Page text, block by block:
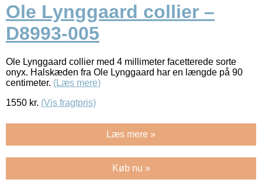
Ole Lynggaard collier –
D8993-005
Ole Lynggaard collier med 4 millimeter facetterede sorte
onyx. Halskæden fra Ole Lynggaard har en længde på 90
centimeter. (Læs mere)
1550 kr. (Vis fragtpris)
Læs mere »
Køb nu »